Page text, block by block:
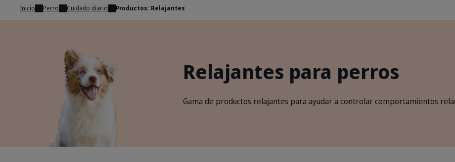
Inicio Perro Cuidado diario Productos: Relajantes
Relajantes para perros
Gama de productos relajantes para ayudar a controlar comportamientos